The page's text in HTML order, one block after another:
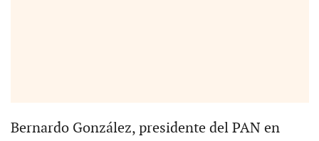
Bernardo González, presidente del PAN en